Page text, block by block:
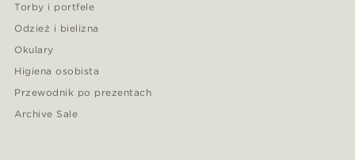
Torby i portfele
Odzież i bielizna
Okulary
Higiena osobista
Przewodnik po prezentach
Archive Sale